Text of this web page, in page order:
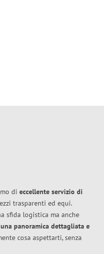
di eccellente servizio di
trasparenti ed equi.
sfida logistica ma anche
una panoramica dettagliata e
cosa aspettarti, senza